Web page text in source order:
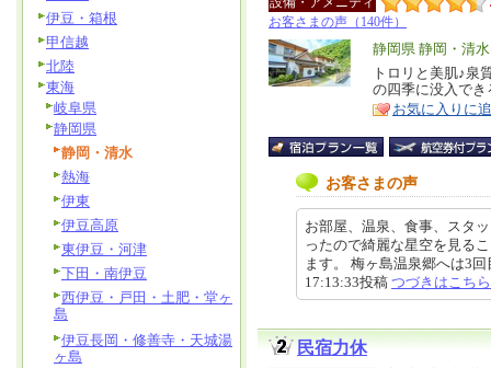
お客さまの声（140件）
エ
リ
ア
静岡県 静岡・清水
特
徴
トロリと美肌♪泉
の四季に没入で
お気に入りに
お客さまの声
お部屋、温泉、食事、スタ
ったので綺麗な星空を見る
ます。 梅ヶ島温泉郷へは3
17:13:33投稿 つづきはこちら
民宿力休
伊豆・箱根
甲信越
北陸
東海
岐阜県
静岡県
静岡・清水
熱海
伊東
伊豆高原
東伊豆・河津
下田・南伊豆
西伊豆・戸田・土肥・堂ヶ
島
伊豆長岡・修善寺・天城湯
ヶ島